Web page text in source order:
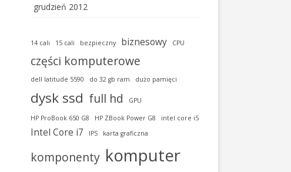
grudzień 2012
14 cali 15 cali bezpieczny biznesowy CPU
części komputerowe
dell latitude 5590 do 32 gb ram dużo pamięci
dysk ssd full hd GPU
HP ProBook 650 G8 HP ZBook Power G8 intel core i5
Intel Core i7 IPS karta graficzna
komponenty komputer